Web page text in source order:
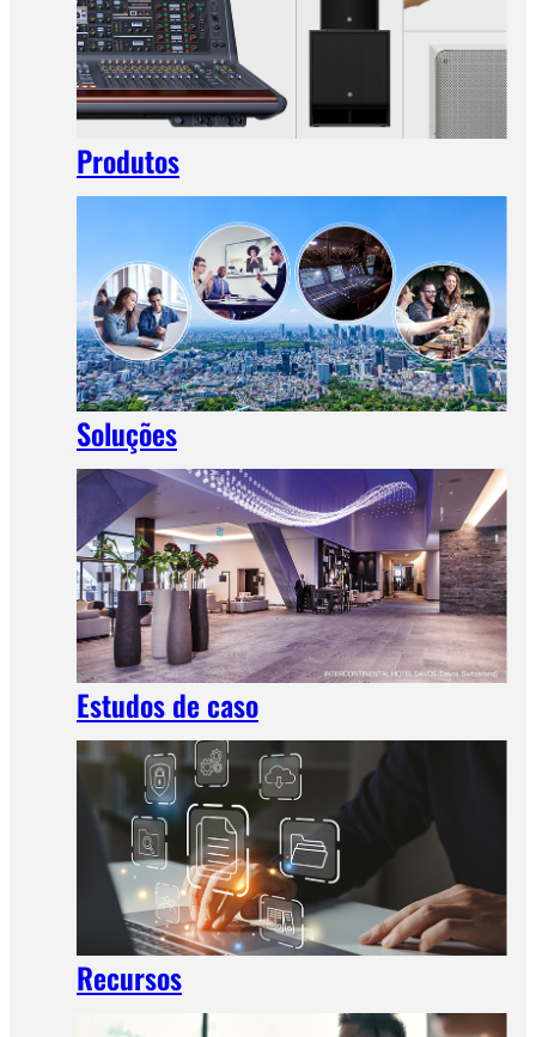
Produtos
Soluções
Estudos de caso
Recursos